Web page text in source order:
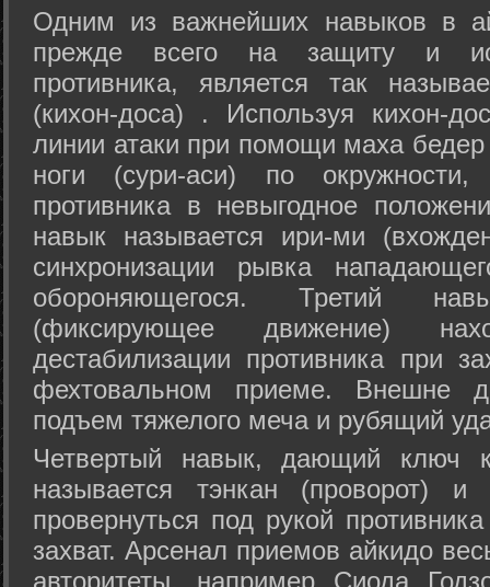
Одним из важнейших навыков в
прежде всего на защиту и
противника, является так
(кихон-доса) . Используя кихон-
линии атаки при помощи маха
ноги (сури-аси) по
противника в невыгодное
навык называется ири-ми
синхронизации рывка
обороняющегося. Третий
(фиксирующее движение)
дестабилизации противника при
фехтовальном приеме. Внешне
подъем тяжелого меча и рубящий
Четвертый навык, дающий ключ
называется тэнкан (проворот)
провернуться под рукой
захват. Арсенал приемов айкидо
авторитеты, например Сиода